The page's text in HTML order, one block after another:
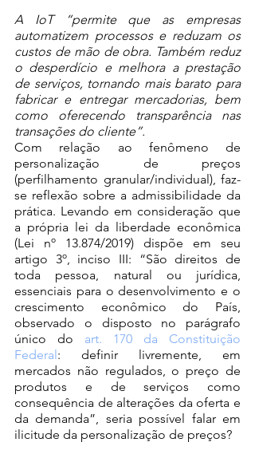
A IoT “permite que as empresas
automatizem processos e reduzam os
custos de mão de obra. Também reduz
o desperdício e melhora a prestação
de serviços, tornando mais barato para
fabricar e entregar mercadorias, bem
como oferecendo transparência nas
transações do cliente”.
Com relação ao fenômeno de
personalização de preços
(perfilhamento granular/individual), faz-
se reflexão sobre a admissibilidade da
prática. Levando em consideração que
a própria lei da liberdade econômica
(Lei nº 13.874/2019) dispõe em seu
artigo 3º, inciso III: “São direitos de
toda pessoa, natural ou jurídica,
essenciais para o desenvolvimento e o
crescimento econômico do País,
observado o disposto no parágrafo
único do art. 170 da Constituição
Federal: definir livremente, em
mercados não regulados, o preço de
produtos e de serviços como
consequência de alterações da oferta e
da demanda”, seria possível falar em
ilicitude da personalização de preços?